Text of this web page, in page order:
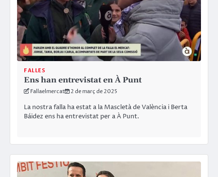
FALLES
Ens han entrevistat en À Punt
Fallaelmercat 2 de març de 2025
La nostra falla ha estat a la Mascletà de València i Berta
Báidez ens ha entrevistat per a À Punt.